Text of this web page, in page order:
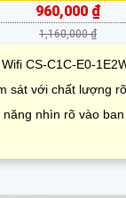
960,000 ₫
1,160,000 ₫
CS-C1C-E0-
sát với chất lượng
năng nhìn rõ vào